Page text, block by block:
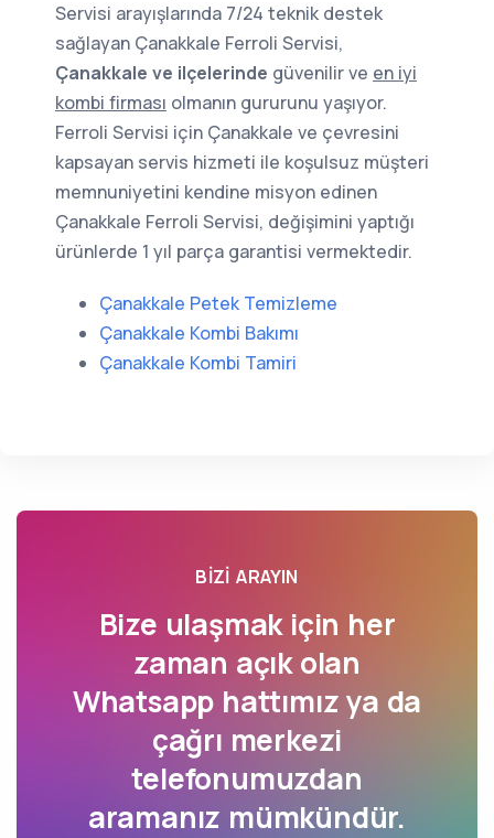
Servisi arayışlarında 7/24 teknik destek
sağlayan Çanakkale Ferroli Servisi,
Çanakkale ve ilçelerinde güvenilir ve en iyi
kombi firması olmanın gururunu yaşıyor.
Ferroli Servisi için Çanakkale ve çevresini
kapsayan servis hizmeti ile koşulsuz müşteri
memnuniyetini kendine misyon edinen
Çanakkale Ferroli Servisi, değişimini yaptığı
ürünlerde 1 yıl parça garantisi vermektedir.
Çanakkale Petek Temizleme
Çanakkale Kombi Bakımı
Çanakkale Kombi Tamiri
BIZI ARAYIN
Bize ulaşmak için her
zaman açık olan
Whatsapp hattımız ya da
çağrı merkezi
telefonumuzdan
aramanız mümkündür.